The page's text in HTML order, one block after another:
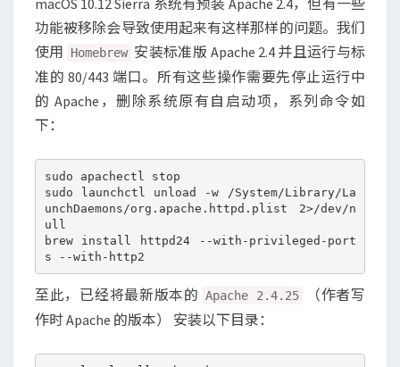
macOS 10.12 Sierra 系统有预装 Apache 2.4，但有一些
功能被移除会导致使用起来有这样那样的问题。我们
使用
Homebrew 安装标准版 Apache 2.4 并且运行与标
准的 80/443 端口。所有这些操作需要先停止运行中
的 Apache，删除系统原有自启动项，系列命令如
下：
sudo apachectl stop
sudo launchctl unload -w /System/Library/La
unchDaemons/org.apache.httpd.plist 2>/dev/n
ull
brew install httpd24 --with-privileged-port
至此，已经将最新版本的 Apache 2.4.25
（作者写
作时 Apache 的版本） 安装以下目录：